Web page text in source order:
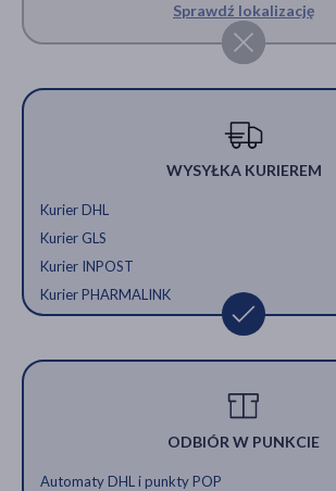
Sprawdź lokalizację
WYSYŁKA KURIEREM
Kurier DHL
Kurier GLS
Kurier INPOST
Kurier PHARMALINK
ODBIÓR W PUNKCIE
Automaty DHL i punkty POP